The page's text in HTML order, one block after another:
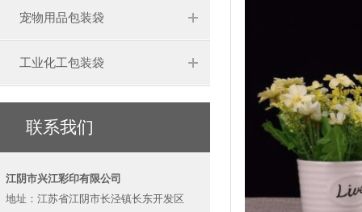
宠物用品包装袋
工业化工包装袋
联系我们
江阴市兴江彩印有限公司
地址：江苏省江阴市长泾镇长东开发区